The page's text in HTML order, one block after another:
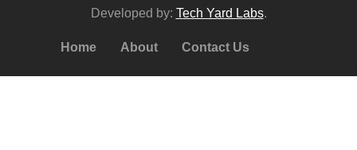
Developed by: Tech Yard Labs.
Home About Contact Us